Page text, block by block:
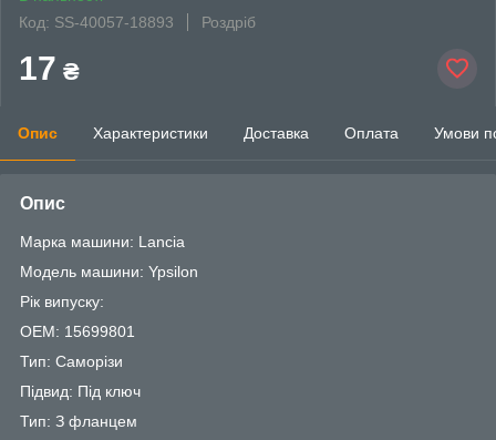
Код: SS-40057-18893
Роздріб
17 ₴
Опис Характеристики Доставка Оплата Умови
Опис
Марка машини: Lancia
Модель машини: Ypsilon
Рік випуску:
OEM: 15699801
Тип: Саморізи
Підвид: Під ключ
Тип: З фланцем